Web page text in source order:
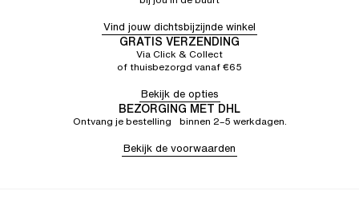
Vind jouw dichtsbijzijnde winkel
GRATIS VERZENDING
Via Click & Collect
of thuisbezorgd vanaf €65
Bekijk de opties
BEZORGING MET DHL
Ontvang je bestelling binnen 2–5 werkdagen.
Bekijk de voorwaarden